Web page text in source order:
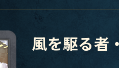
風を駆る者